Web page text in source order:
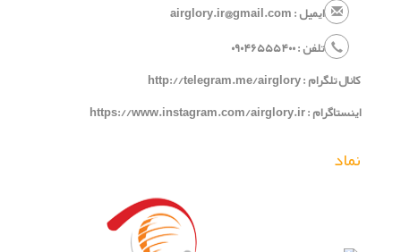
ایمیل : airglory.ir@gmail.com
تلفن :
۰۹۰۴۶۵۵۵۴۰۰
کانال تلگرام :http://telegram.me/airglory
اینستاگرام :https://www.instagram.com/airglory.ir
نماد